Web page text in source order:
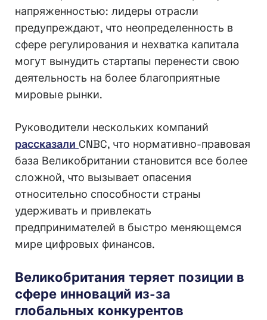
напряженностью: лидеры отрасли
предупреждают, что неопределенность в
сфере регулирования и нехватка капитала
могут вынудить стартапы перенести свою
деятельность на более благоприятные
мировые рынки.
Руководители нескольких компаний
рассказали CNBC, что нормативно-правовая
база Великобритании становится все более
сложной, что вызывает опасения
относительно способности страны
удерживать и привлекать
предпринимателей в быстро меняющемся
мире цифровых финансов.
Великобритания теряет позиции в
сфере инноваций из-за
глобальных конкурентов